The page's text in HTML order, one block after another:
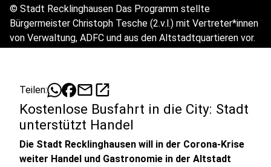
© Stadt Recklinghausen Das Programm stellte
Bürgermeister Christoph Tesche (2.v.l.) mit Vertreter*innen
von Verwaltung, ADFC und aus den Altstadtquartieren vor.
Teilen: mailopen_in_new
Kostenlose Busfahrt in die City: Stadt
unterstützt Handel
Die Stadt Recklinghausen will in der Corona-Krise
weiter Handel und Gastronomie in der Altstadt